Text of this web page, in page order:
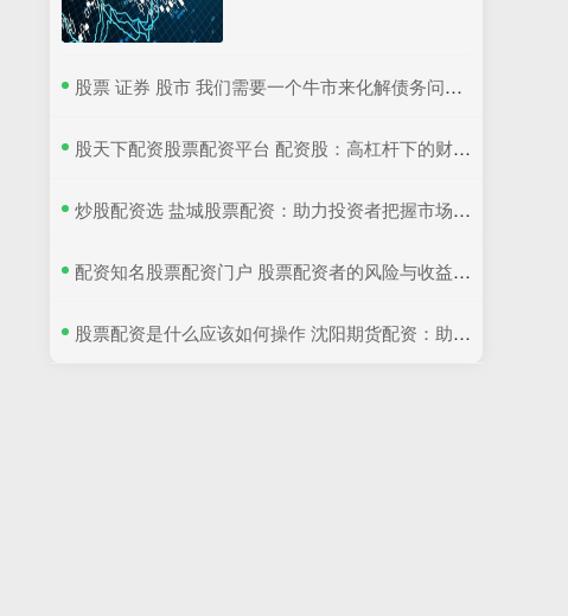
​股票 证券 股市 我们需要一个牛市来化解债务问题, 但你不能是无脑投资者, 时代变
​股天下配资股票配资平台 配资股：高杠杆下的财富密码还是风险陷阱？
​炒股配资选 盐城股票配资：助力投资者把握市场机遇
​配资知名股票配资门户 股票配资者的风险与收益：谨慎投资，稳健获利
​股票配资是什么应该如何操作 沈阳期货配资：助力交易，提升收益